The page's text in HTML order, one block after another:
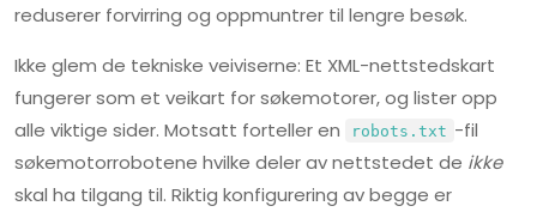
reduserer forvirring og oppmuntrer til lengre besøk.
Ikke glem de tekniske veiviserne: Et XML-nettstedskart
fungerer som et veikart for søkemotorer, og lister opp
alle viktige sider. Motsatt forteller en
robots.txt -fil
søkemotorrobotene hvilke deler av nettstedet de ikke
skal ha tilgang til. Riktig konfigurering av begge er